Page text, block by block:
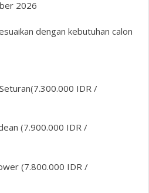
2026
dengan kebutuhan calon
IDR /
(7.900.000 IDR /
(7.800.000 IDR /